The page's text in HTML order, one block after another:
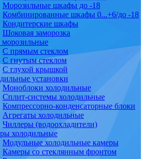
Морозильные шкафы до -18
Комбинированные шкафы 0...+6/до -18
Кондитерские шкафы
Шоковая заморозка
С прямым стеклом
С гнутым стеклом
С глухой крышкой
установки
Моноблоки холодильные
Сплит-системы холодильные
Компрессорно-конденсаторные блоки
Агрегаты холодильные
Чиллеры (водоохладители)
холодильные
Модульные холодильные камеры
Камеры со стеклянным фронтом